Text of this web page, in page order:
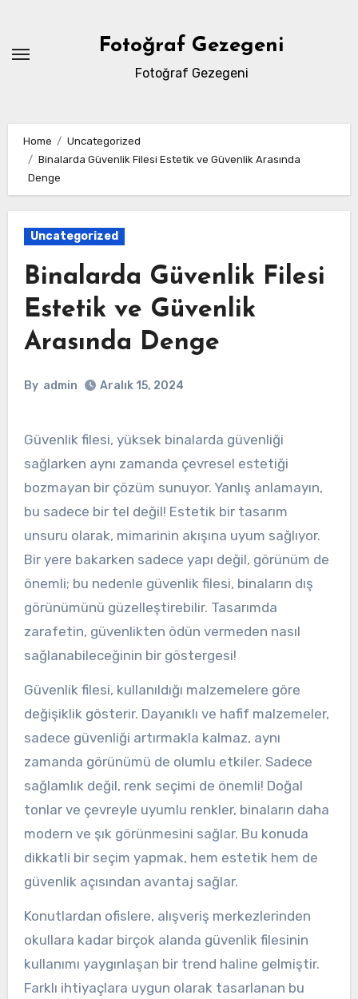
content
Fotoğraf Gezegeni
Fotoğraf Gezegeni
Home
Uncategorized
Binalarda Güvenlik Filesi Estetik ve Güvenlik Arasında
Denge
Uncategorized
Binalarda Güvenlik Filesi
Estetik ve Güvenlik
Arasında Denge
By admin Aralık 15, 2024
Güvenlik filesi, yüksek binalarda güvenliği
sağlarken aynı zamanda çevresel estetiği
bozmayan bir çözüm sunuyor. Yanlış anlamayın,
bu sadece bir tel değil! Estetik bir tasarım
unsuru olarak, mimarinin akışına uyum sağlıyor.
Bir yere bakarken sadece yapı değil, görünüm de
önemli; bu nedenle güvenlik filesi, binaların dış
görünümünü güzelleştirebilir. Tasarımda
zarafetin, güvenlikten ödün vermeden nasıl
sağlanabileceğinin bir göstergesi!
Güvenlik filesi, kullanıldığı malzemelere göre
değişiklik gösterir. Dayanıklı ve hafif malzemeler,
sadece güvenliği artırmakla kalmaz, aynı
zamanda görünümü de olumlu etkiler. Sadece
sağlamlık değil, renk seçimi de önemli! Doğal
tonlar ve çevreyle uyumlu renkler, binaların daha
modern ve şık görünmesini sağlar. Bu konuda
dikkatli bir seçim yapmak, hem estetik hem de
güvenlik açısından avantaj sağlar.
Konutlardan ofislere, alışveriş merkezlerinden
okullara kadar birçok alanda güvenlik filesinin
kullanımı yaygınlaşan bir trend haline gelmiştir.
Farklı ihtiyaçlara uygun olarak tasarlanan bu